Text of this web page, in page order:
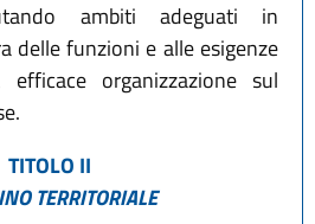
ambiti adeguati in
delle funzioni e alle esigenze
organizzazione sul
TITOLO II
TERRITORIALE